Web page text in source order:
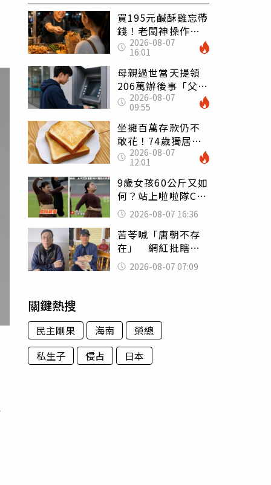
買195元鹹酥雞忘帶
錢！老闆神操作
「倒找5元」 全網
看哭：這就是台灣
2026-08-07
16:01
母親過世當天提領
206萬辦後事「父子
遭判刑」 律師：
搶錢先下手是罪
2026-08-07
09:55
坐擁百萬存款仍不
敢花！74歲獨居翁
「1餐只吃1片吐
司」 半年後暴瘦
嚇壞女兒
2026-08-07
12:01
9歲女孩60公斤又如
何？站上啦啦隊C位
驚艷全場 千萬網
友被圈粉
2026-08-07 16:36
苦苓喊「唐朝不存
在」 網紅批瞎編
歷史：李白、杜甫
用鮮卑文寫詩？
2026-08-07 07:09
關鍵熱搜
民主剛果 海南
榮總
私生子
侵占 日本